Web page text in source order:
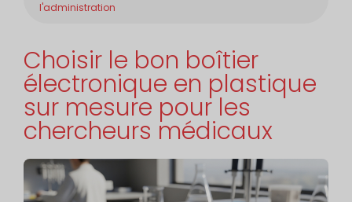
l'administration
Choisir le bon boîtier
électronique en plastique
sur mesure pour les
chercheurs médicaux